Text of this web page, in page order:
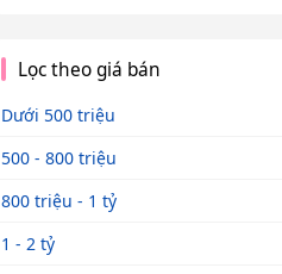
Lọc theo giá bán
Dưới 500 triệu
500 - 800 triệu
800 triệu - 1 tỷ
1 - 2 tỷ